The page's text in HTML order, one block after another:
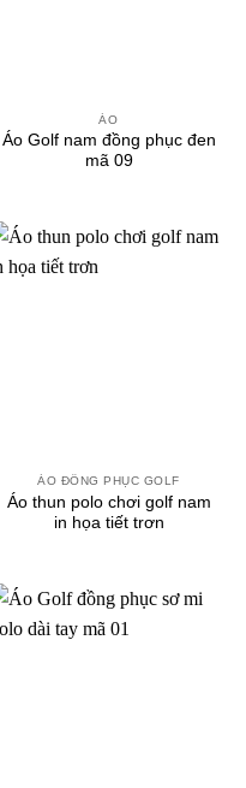
ÁO
Áo Golf nam đồng phục đen
mã 09
ÁO ĐỒNG PHỤC GOLF
Áo thun polo chơi golf nam
in họa tiết trơn